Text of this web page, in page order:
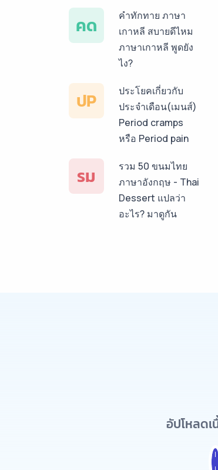
150฿
คด
คำทักทาย ภาษา
เกาหลี สบายดีไหม
ภาษาเกาหลี พูดยัง
ไง?
ปP
ประโยคเกี่ยวกับ
ประจำเดือน(เมนส์)
Period cramps
หรือ Period pain
รม
รวม 50 ขนมไทย
ภาษาอังกฤษ - Thai
Dessert แปลว่า
อะไร? มาดูกัน
อัปโหลดเ